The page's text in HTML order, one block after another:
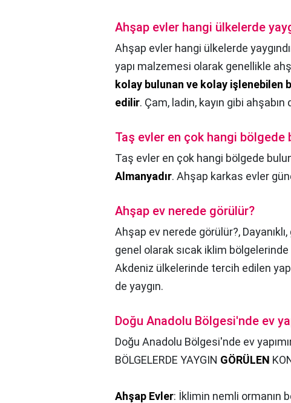
Ahşap evler hangi ülkelerde
Ahşap evler hangi ülkelerde
yapı malzemesi olarak genellikle
kolay bulunan ve kolay işlenebilen
edilir. Çam, ladin, kayın gibi ahşabın
Taş evler en çok hangi bölgede
Taş evler en çok hangi bölgede
Almanyadır. Ahşap karkas evler
Ahşap ev nerede görülür?
Ahşap ev nerede görülür?,
genel olarak sıcak iklim
Akdeniz ülkelerinde tercih edilen
de yaygın.
Doğu Anadolu Bölgesi'nde ev
Doğu Anadolu Bölgesi'nde ev
BÖLGELERDE YAYGIN GÖRÜLEN
Ahşap Evler: İklimin nemli ormanın